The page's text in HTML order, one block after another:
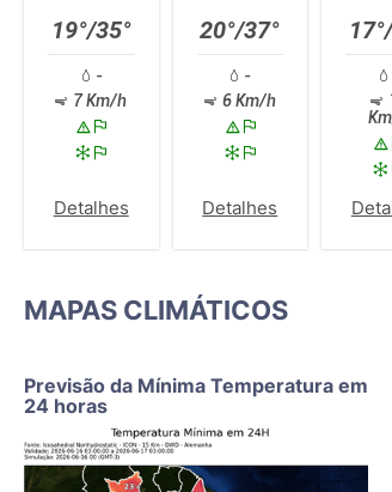
19°/35°
-
7 Km/h
Detalhes
20°/37°
-
6 Km/h
Detalhes
MAPAS CLIMÁTICOS
Previsão da Mínima Temperatura em
24 horas